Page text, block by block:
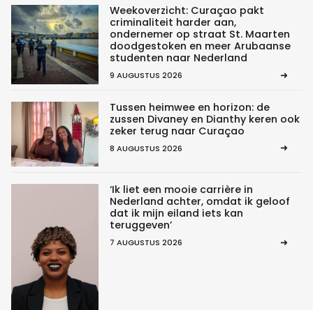
Weekoverzicht: Curaçao pakt
criminaliteit harder aan,
ondernemer op straat St. Maarten
doodgestoken en meer Arubaanse
studenten naar Nederland
9 AUGUSTUS 2026
Tussen heimwee en horizon: de
zussen Divaney en Dianthy keren ook
zeker terug naar Curaçao
8 AUGUSTUS 2026
‘Ik liet een mooie carrière in
Nederland achter, omdat ik geloof
dat ik mijn eiland iets kan
teruggeven’
7 AUGUSTUS 2026